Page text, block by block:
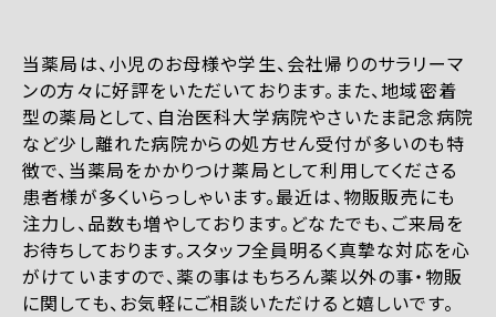
当薬局は、小児のお母様や学生、会社帰りのサラリーマ
ンの方々に好評をいただいております。また、地域密着
型の薬局として、自治医科大学病院やさいたま記念病院
など少し離れた病院からの処方せん受付が多いのも特
徴で、当薬局をかかりつけ薬局として利用してくださる
患者様が多くいらっしゃいます。最近は、物販販売にも
注力し、品数も増やしております。どなたでも、ご来局を
お待ちしております。スタッフ全員明るく真摯な対応を心
がけていますので、薬の事はもちろん薬以外の事・物販
に関しても、お気軽にご相談いただけると嬉しいです。